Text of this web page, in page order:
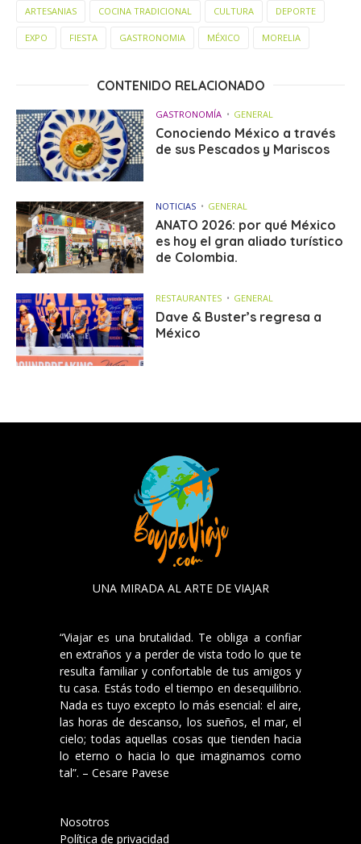
ARTESANIAS COCINA TRADICIONAL CULTURA DEPORTE
EXPO FIESTA GASTRONOMIA MÉXICO MORELIA
CONTENIDO RELACIONADO
GASTRONOMÍA GENERAL
Conociendo México a través
de sus Pescados y Mariscos
NOTICIAS GENERAL
ANATO 2026: por qué México
es hoy el gran aliado turístico
de Colombia.
RESTAURANTES GENERAL
Dave & Buster’s regresa a
México
UNA MIRADA AL ARTE DE VIAJAR
“Viajar es una brutalidad. Te obliga a confiar
en extraños y a perder de vista todo lo que te
resulta familiar y confortable de tus amigos y
tu casa. Estás todo el tiempo en desequilibrio.
Nada es tuyo excepto lo más esencial: el aire,
las horas de descanso, los sueños, el mar, el
cielo; todas aquellas cosas que tienden hacia
lo eterno o hacia lo que imaginamos como
tal”. – Cesare Pavese
Nosotros
Política de privacidad